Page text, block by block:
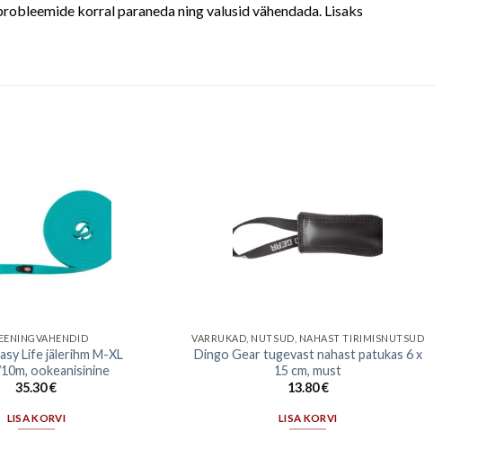
korral paraneda ning valusid vähendada. Lisaks
Life jälerihm M-XL
ookeanisinine
35.30€
LISA KORVI
VARRUKAD, NUTSUD, NAHAST TIRIMISNUTSUD
Dingo Gear tugevast nahast patukas 6 x
15 cm, must
13.80€
LISA KORVI